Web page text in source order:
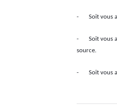
- Soit vous
-
Soit vous
source.
- Soit vous